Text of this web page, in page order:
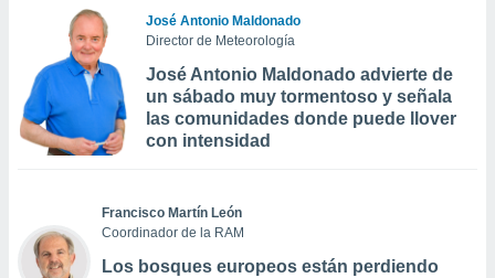
José Antonio Maldonado
Director de Meteorología
José Antonio Maldonado advierte de
un sábado muy tormentoso y señala
las comunidades donde puede llover
con intensidad
Francisco Martín León
Coordinador de la RAM
Los bosques europeos están perdiendo